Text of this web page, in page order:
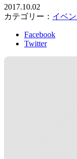
2017.10.02
カテゴリー： イベ
Facebook
Twitter